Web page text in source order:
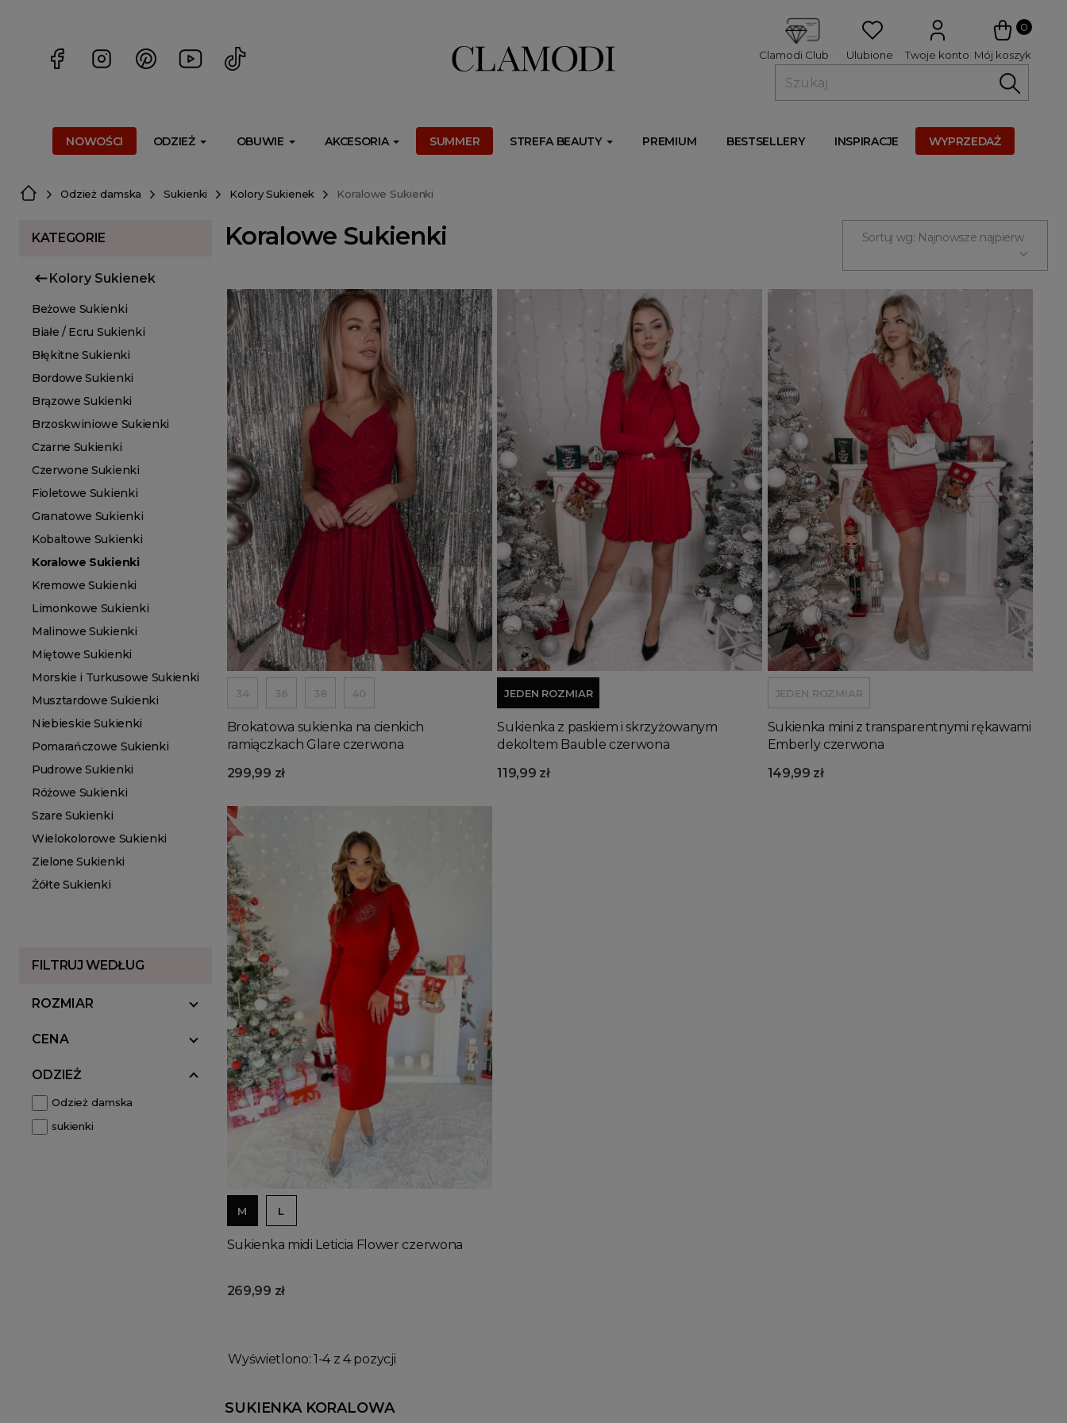
0
Mój koszyk
Twoje konto
Ulubione
Clamodi Club
NOWOŚCI ODZIEŻ OBUWIE AKCESORIA SUMMER STREFA BEAUTY PREMIUM BESTSELLERY INSPIRACJE WYPRZEDAŻ
Odzież damska Sukienki Kolory Sukienek Koralowe Sukienki
KATEGORIE
Kolory Sukienek
Beżowe Sukienki
Białe / Ecru Sukienki
Błękitne Sukienki
Bordowe Sukienki
Brązowe Sukienki
Brzoskwiniowe Sukienki
Czarne Sukienki
Czerwone Sukienki
Fioletowe Sukienki
Granatowe Sukienki
Kobaltowe Sukienki
Koralowe Sukienki
Kremowe Sukienki
Limonkowe Sukienki
Malinowe Sukienki
Miętowe Sukienki
Morskie i Turkusowe Sukienki
Musztardowe Sukienki
Niebieskie Sukienki
Pomarańczowe Sukienki
Pudrowe Sukienki
Różowe Sukienki
Szare Sukienki
Wielokolorowe Sukienki
Zielone Sukienki
Żółte Sukienki
FILTRUJ WEDŁUG
ROZMIAR
CENA
ODZIEŻ
Odzież damska
sukienki
Koralowe Sukienki Sortuj wg: Najnowsze najpierw
Dodaj do koszyka
Wyprzedany
34 36 38 40
Brokatowa sukienka na cienkich
ramiączkach Glare czerwona
299,99 zł
Dodaj do koszyka
JEDEN ROZMIAR
Sukienka z paskiem i skrzyżowanym
dekoltem Bauble czerwona
119,99 zł
JEDEN ROZMIAR
Sukienka mini z transparentnymi rękawami
Emberly czerwona
149,99 zł
M L
Sukienka midi Leticia Flower czerwona
269,99 zł
Wyświetlono: 1-4 z 4 pozycji
SUKIENKA KORALOWA